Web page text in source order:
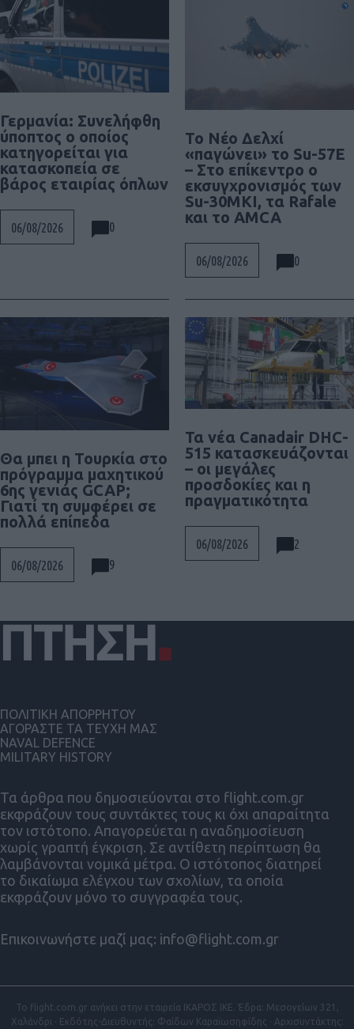
Γερμανία: Συνελήφθη
ύποπτος ο οποίος
κατηγορείται για
κατασκοπεία σε
βάρος εταιρίας όπλων
06/08/2026 0
Το Νέο Δελχί
«παγώνει» το Su-57E
– Στο επίκεντρο ο
εκσυγχρονισμός των
Su-30MKI, τα Rafale
και το AMCA
06/08/2026 0
Θα μπει η Τουρκία στο
πρόγραμμα μαχητικού
6ης γενιάς GCAP;
Γιατί τη συμφέρει σε
πολλά επίπεδα
06/08/2026 9
Τα νέα Canadair DHC-
515 κατασκευάζονται
– οι μεγάλες
προσδοκίες και η
πραγματικότητα
06/08/2026 2
Τα άρθρα που δημοσιεύονται στο flight.com.gr
εκφράζουν τους συντάκτες τους κι όχι απαραίτητα
τον ιστότοπο. Απαγορεύεται η αναδημοσίευση
χωρίς γραπτή έγκριση. Σε αντίθετη περίπτωση θα
λαμβάνονται νομικά μέτρα. Ο ιστότοπος διατηρεί
το δικαίωμα ελέγχου των σχολίων, τα οποία
εκφράζουν μόνο το συγγραφέα τους.
Επικοινωνήστε μαζί μας: info@flight.com.gr
ΠΟΛΙΤΙΚΗ ΑΠΟΡΡΗΤΟΥ
ΑΓΟΡΑΣΤΕ ΤΑ ΤΕΥΧΗ ΜΑΣ
NAVAL DEFENCE
MILITARY HISTORY
Το flight.com.gr ανήκει στην εταιρεία ΙΚΑΡΟΣ ΙΚΕ. Έδρα: Μεσογείων 321,
Χαλάνδρι · Εκδότης-Διευθυντής: Φαίδων Καραϊωσηφίδης · Αρχισυντάκτης: